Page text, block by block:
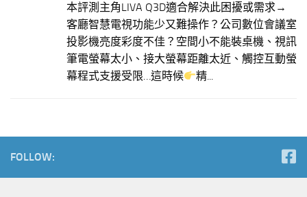
本評測主角LIVA Q3D適合解決此困擾或需求→
客廳智慧電視功能少又難操作？公司數位會議室
投影機亮度彩度不佳？空間小不能裝桌機、視訊
筆電螢幕太小、接大螢幕距離太近、觸控互動螢
幕程式支援受限…這時候
精...
FOLLOW: